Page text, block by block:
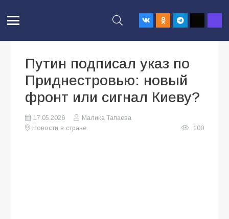
Путин подписал указ по
Приднестровью: новый
фронт или сигнал Киеву?
17.05.2026
Малика Тапаева
Новости в стране
100